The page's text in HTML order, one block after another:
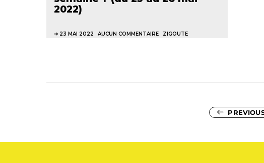
2022)
23 MAI 2022 AUCUN COMMENTAIRE ZIGOUTE